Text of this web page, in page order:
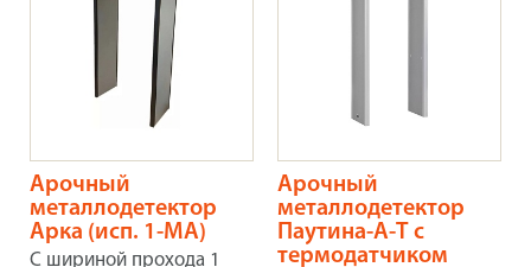
Арочный
металлодетектор
Арка (исп. 1-МА)
С шириной прохода 1
Арочный
металлодетектор
Паутина-А-Т с
термодатчиком